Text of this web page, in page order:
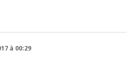
à 00:29